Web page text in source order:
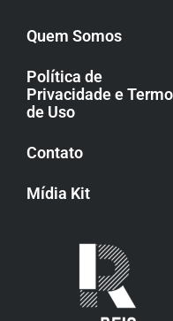
Quem Somos
Política de
Privacidade e
de Uso
Contato
Mídia Kit